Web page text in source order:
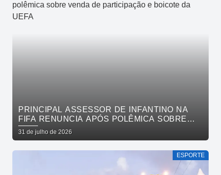
PRINCIPAL ASSESSOR DE INFANTINO NA
FIFA RENUNCIA APÓS POLÊMICA SOBRE
VENDA DE PARTICIPAÇÃO E BOICOTE DA
UEFA
31 de julho de 2026
ESPORTE